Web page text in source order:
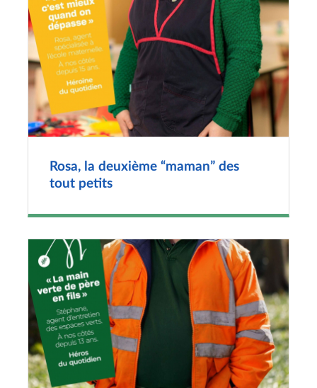
Rosa, la deuxième “maman” des
tout petits